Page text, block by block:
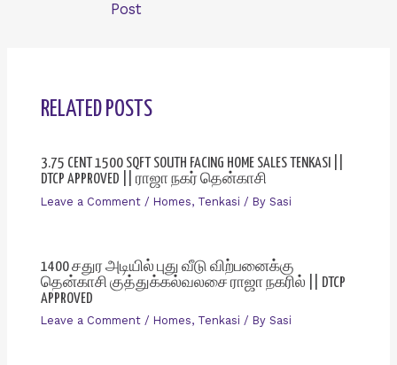
Post
RELATED POSTS
3.75 CENT 1500 SQFT SOUTH FACING HOME SALES TENKASI ||
DTCP APPROVED || ராஜா நகர் தென்காசி
Leave a Comment / Homes, Tenkasi / By Sasi
1400 சதுர அடியில் புது வீடு விற்பனைக்கு
தென்காசி குத்துக்கல்வலசை ராஜா நகரில் || DTCP
APPROVED
Leave a Comment / Homes, Tenkasi / By Sasi